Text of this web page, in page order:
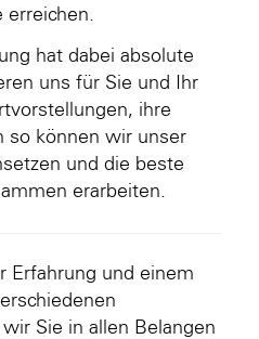
erreichen.
hat dabei absolute
uns für Sie und Ihr
ihre
so können wir unser
und die beste
erarbeiten.
Erfahrung und einem
Sie in allen Belangen